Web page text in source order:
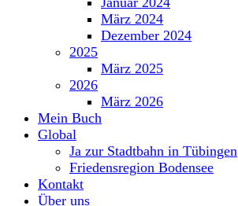
März 2024
Dezember 2024
2025
März 2025
2026
März 2026
Mein Buch
Global
Ja zur Stadtbahn in Tübingen
Friedensregion Bodensee
Kontakt
Über uns